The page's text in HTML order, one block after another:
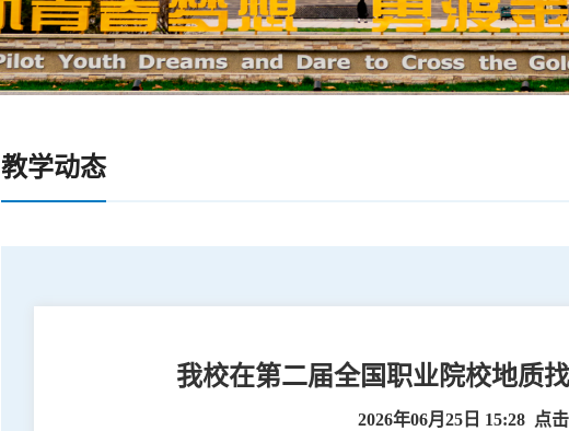
教学动态
我校在第二届全国职业院校地质
2026年06月25日 15:28 点